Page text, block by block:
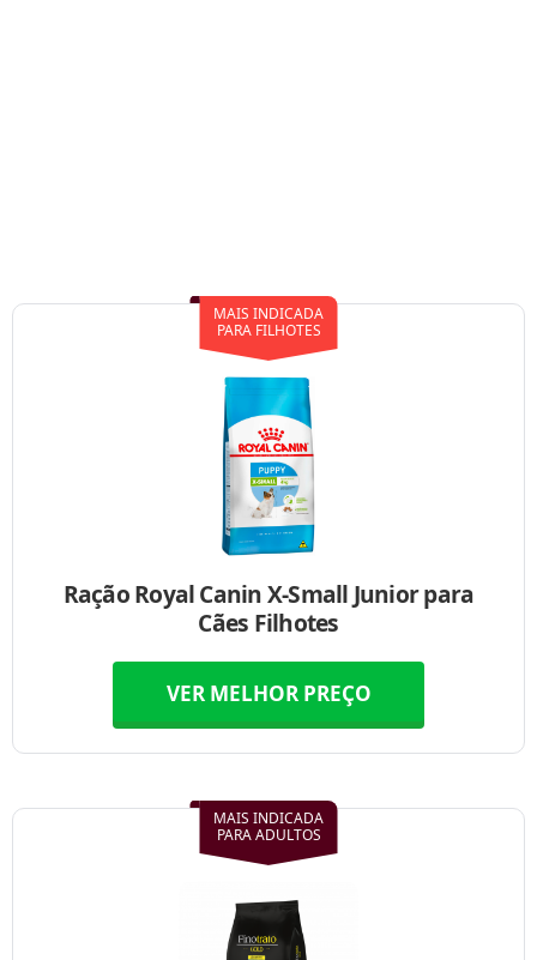
MAIS INDICADA
PARA FILHOTES
Ração Royal Canin X-Small Junior para
Cães Filhotes
VER MELHOR PREÇO
MAIS INDICADA
PARA ADULTOS